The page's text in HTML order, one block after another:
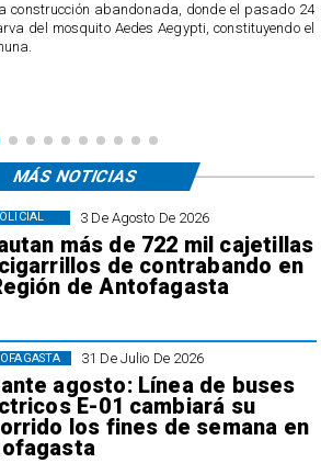
construcción abandonada, donde el pasado 24
del mosquito Aedes Aegypti, constituyendo el
3 De Agosto De 2026
más de 722 mil cajetillas
de contrabando en
de Antofagasta
31 De Julio De 2026
agosto: Línea de buses
E-01 cambiará su
los fines de semana en
MÁS NOTICIAS